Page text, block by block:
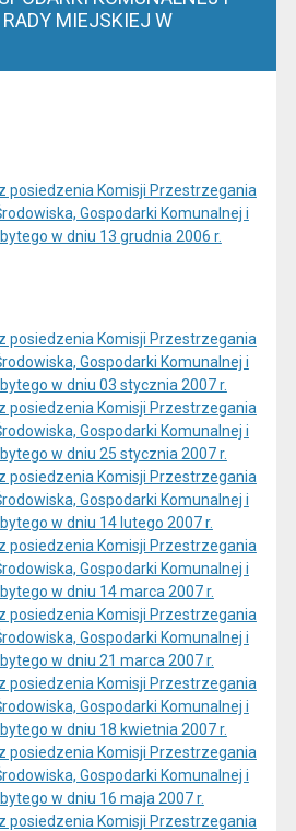
MIEJSKIEJ W
posiedzenia Komisji Przestrzegania
Gospodarki Komunalnej i
w dniu 13 grudnia 2006 r.
posiedzenia Komisji Przestrzegania
Gospodarki Komunalnej i
w dniu 03 stycznia 2007 r.
posiedzenia Komisji Przestrzegania
Gospodarki Komunalnej i
w dniu 25 stycznia 2007 r.
posiedzenia Komisji Przestrzegania
Gospodarki Komunalnej i
w dniu 14 lutego 2007 r.
posiedzenia Komisji Przestrzegania
Gospodarki Komunalnej i
w dniu 14 marca 2007 r.
posiedzenia Komisji Przestrzegania
Gospodarki Komunalnej i
w dniu 21 marca 2007 r.
posiedzenia Komisji Przestrzegania
Gospodarki Komunalnej i
w dniu 18 kwietnia 2007 r.
posiedzenia Komisji Przestrzegania
Gospodarki Komunalnej i
w dniu 16 maja 2007 r.
posiedzenia Komisji Przestrzegania